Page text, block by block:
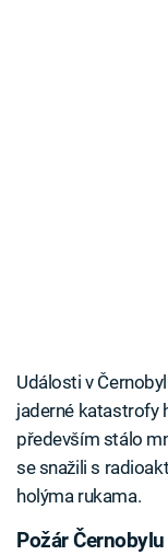
Události v
jaderné katastrofy
především stálo
se snažili s
holýma rukama.
Požár